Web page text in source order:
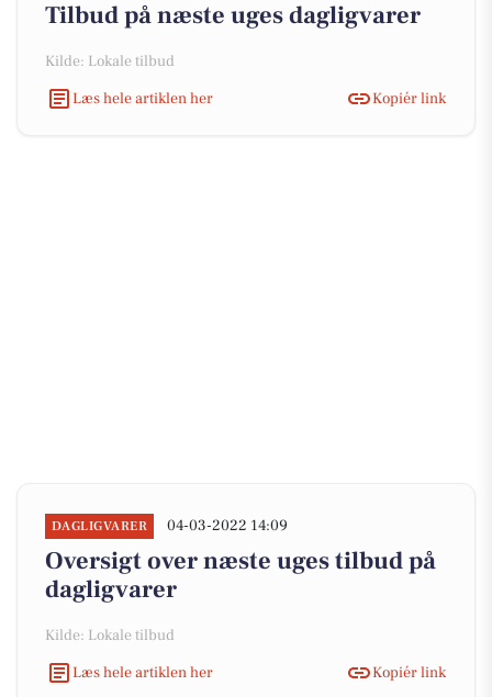
Tilbud på næste uges dagligvarer
Kilde: Lokale tilbud
Læs hele artiklen her
Kopiér link
DAGLIGVARER 04-03-2022 14:09
Oversigt over næste uges tilbud på
dagligvarer
Kilde: Lokale tilbud
Læs hele artiklen her
Kopiér link